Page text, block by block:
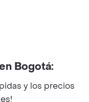
Bogotá:
y los precios